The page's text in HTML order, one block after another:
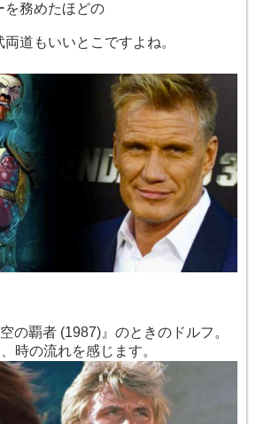
を務めたほどの
道もいいとこですよね。
の覇者 (1987)』のときのドルフ。
時の流れを感じます。